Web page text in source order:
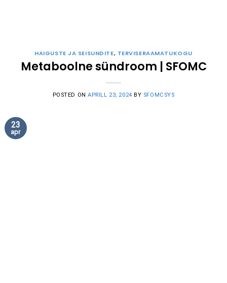
HAIGUSTE JA SEISUNDITE, TERVISERAAMATUKOGU
Metaboolne sündroom | SFOMC
POSTED ONAPRILL 23, 2024 BY SFOMCSYS
23
apr